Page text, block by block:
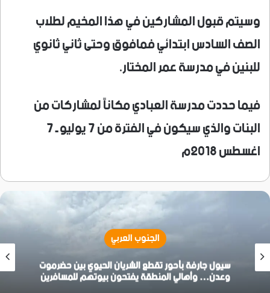
وسيتم قبول المشاركين في هذا المخيم لطلاب
الصف السادس ابتدائي فمافوق وحتى ثاني ثانوي
للبنين في مدرسة عمر المختار.
فيما حددت مدرسة العبادي مكاناً لمشاركات من
البنات والذي سيكون في الفترة من 7 يوليو ـ 7
اغسطس 2018م
الجنوب العربي
سيول جارفة بأحور تقطع الشريان الحيوي بين حضرموت
وعدن… وأهالي المنطقة يفتحون بيوتهم للمسافرين